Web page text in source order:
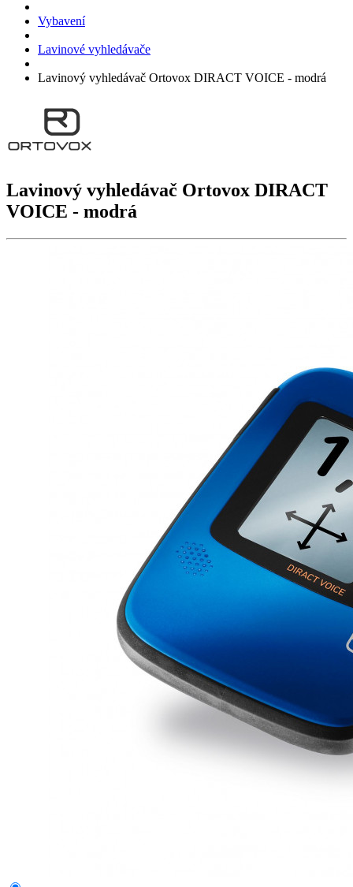
Vybavení
Lavinové vyhledávače
Lavinový vyhledávač Ortovox DIRACT VOICE - modrá
Lavinový vyhledávač Ortovox DIRACT
VOICE - modrá